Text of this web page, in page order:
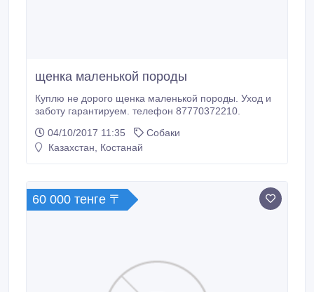
щенка маленькой породы
Куплю не дорого щенка маленькой породы. Уход и
заботу гарантируем. телефон 87770372210.
04/10/2017 11:35
Собаки
Казахстан, Костанай
60 000 тенге 〒